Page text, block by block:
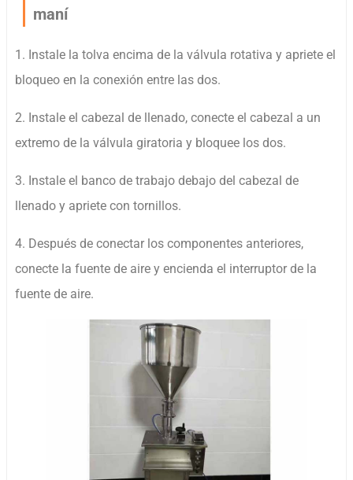
maní
1. Instale la tolva encima de la válvula rotativa y apriete el
bloqueo en la conexión entre las dos.
2. Instale el cabezal de llenado, conecte el cabezal a un
extremo de la válvula giratoria y bloquee los dos.
3. Instale el banco de trabajo debajo del cabezal de
llenado y apriete con tornillos.
4. Después de conectar los componentes anteriores,
conecte la fuente de aire y encienda el interruptor de la
fuente de aire.